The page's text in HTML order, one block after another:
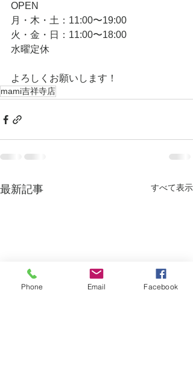
OPEN
月・木・土：11:00〜19:00
火・金・日：11:00〜18:00
水曜定休
よろしくお願いします！
mami吉祥寺店
最新記事 すべて表示
Phone Email Facebook